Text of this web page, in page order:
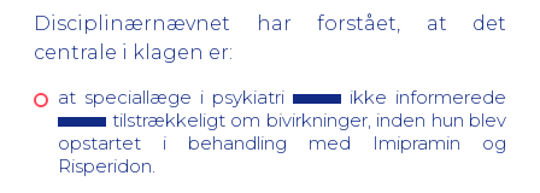
Disciplinærnævnet har forstået, at det
centrale i klagen er:
at speciallæge i psykiatri
ikke informerede
tilstrækkeligt om bivirkninger, inden hun blev
opstartet i behandling med Imipramin og
Risperidon.